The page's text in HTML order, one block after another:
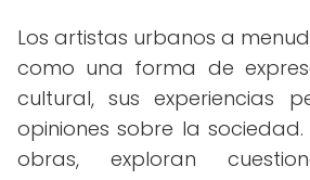
Los artistas urbanos a
como una forma de
cultural, sus experiencias
opiniones sobre la
obras, exploran